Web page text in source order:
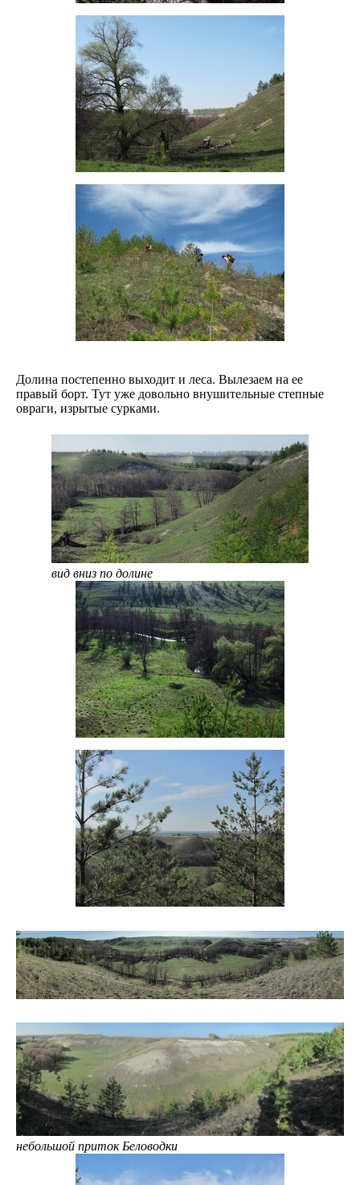
Долина постепенно выходит и леса. Вылезаем на ее
правый борт. Тут уже довольно внушительные степные
овраги, изрытые сурками.
вид вниз по долине
небольшой приток Беловодки